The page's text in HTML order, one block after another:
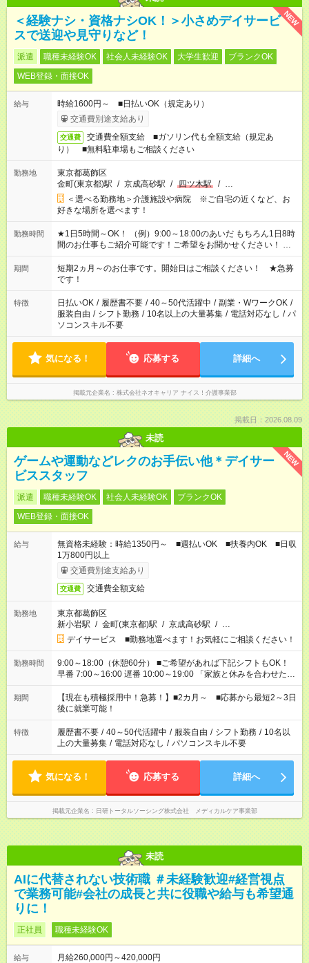
NEW
＜経験ナシ・資格ナシOK！＞小さめデイサービ
スで送迎や見守りなど！
派遣 職種未経験OK 社会人未経験OK 大学生歓迎
ブランクOK
WEB登録・面接OK
給与
時給1600円～ ■日払いOK（規定あり）
交通費別途支給あり
交通費
交通費全額支給 ■ガソリン代も全額支給（規定あ
り） ■無料駐車場もご相談ください
勤務地
東京都葛飾区
金町(東京都)駅 / 京成高砂駅 / 四ツ木駅 / …
＜選べる勤務地＞介護施設や病院 ※ご自宅の近くなど、お
好きな場所を選べます！
勤務時間
★1日5時間～OK！ （例）9:00～18:00のあいだ もちろん1日8時
間のお仕事もご紹介可能です！ご希望をお聞かせください！ ★
家庭の都合でお休みが必要な場合も遠慮なくご相談ください。
※週最低15時間以上の勤務が必要です
期間
短期2ヵ月～のお仕事です。開始日はご相談ください！ ★急募
です！
特徴 日払いOK / 履歴書不要 / 40～50代活躍中 / 副業・WワークOK /
服装自由 / シフト勤務 / 10名以上の大量募集 / 電話対応なし / パ
ソコンスキル不要
気になる！ 応募する 詳細へ
掲載元企業名 株式会社ネオキャリア ナイス！介護事業部
掲載日：2026.08.09
未読
NEW
ゲームや運動などレクのお手伝い他＊デイサー
ビススタッフ
派遣 職種未経験OK 社会人未経験OK
ブランクOK
WEB登録・面接OK
給与
無資格未経験：時給1350円～ ■週払いOK ■扶養内OK ■日収
1万800円以上
交通費別途支給あり
交通費 交通費全額支給
勤務地
東京都葛飾区
新小岩駅 / 金町(東京都)駅 / 京成高砂駅 / …
デイサービス ■勤務地選べます！お気軽にご相談ください！
勤務時間
9:00～18:00（休憩60分） ■ご希望があれば下記シフトもOK！
早番 7:00～16:00 遅番 10:00～19:00 「家族と休みを合わせた
い」 「余裕を持って夕飯の準備がしたい」 「できれば残業はし
たくない」 など、ご希望を教えてくださいね。 ※Wワーク希望
の方へ 今ご覧のお仕事で希望する勤務時間と、もう1つのお仕事
の勤務時間。 合計で週40時間を超える場合は応募できません。
期間
【現在も積極採用中！急募！】■2カ月～ ■応募から最短2～3日
後に就業可能！
特徴 履歴書不要 / 40～50代活躍中 / 服装自由 / シフト勤務 / 10名以
上の大量募集 / 電話対応なし / パソコンスキル不要
気になる！ 応募する 詳細へ
掲載元企業名 日研トータルソーシング株式会社 メディカルケア事業部
未読
AIに代替されない技術職 ＃未経験歓迎#経営視点
で業務可能#会社の成長と共に役職や給与も希望通
りに！
正社員 職種未経験OK
給与
月給260,000円～420,000円